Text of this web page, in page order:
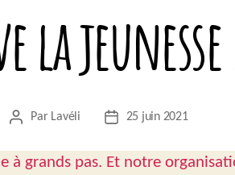
la
Auteur
l’article
Par Lavéli
Date
l’article
25 juin 2021
à grands pas. Et notre